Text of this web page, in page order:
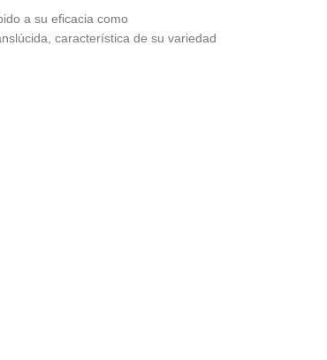
a su eficacia como
característica de su variedad